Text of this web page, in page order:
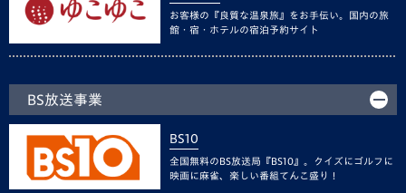
お客様の『良質な温泉旅』をお手伝い。国内の旅
館・宿・ホテルの宿泊予約サイト
BS放送事業
BS10
全国無料のBS放送局『BS10』。クイズにゴルフに
映画に麻雀、楽しい番組てんこ盛り！